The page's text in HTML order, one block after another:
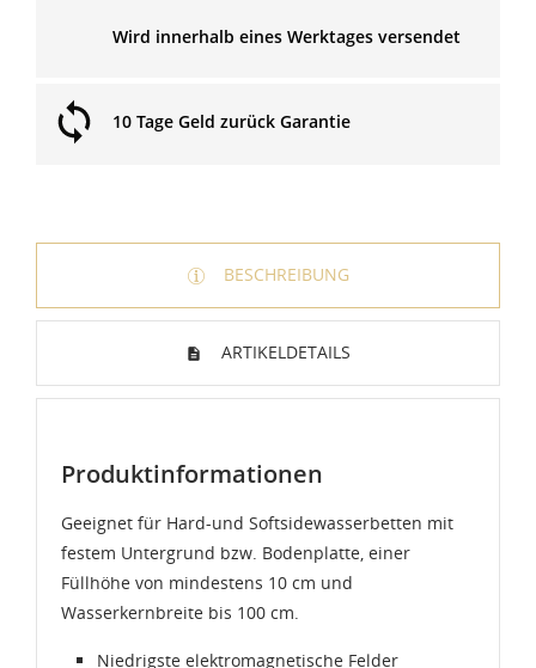
Wird innerhalb eines Werktages versendet
10 Tage Geld zurück Garantie
BESCHREIBUNG
ARTIKELDETAILS
Produktinformationen
Geeignet für Hard-und Softsidewasserbetten mit
festem Untergrund bzw. Bodenplatte, einer
Füllhöhe von mindestens 10 cm und
Wasserkernbreite bis 100 cm.
Niedrigste elektromagnetische Felder